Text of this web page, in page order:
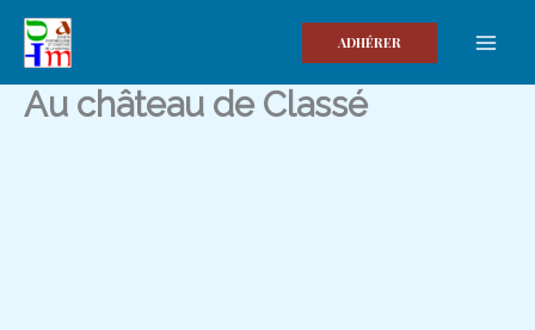
contenu
ADHÉRER
Au château de Classé